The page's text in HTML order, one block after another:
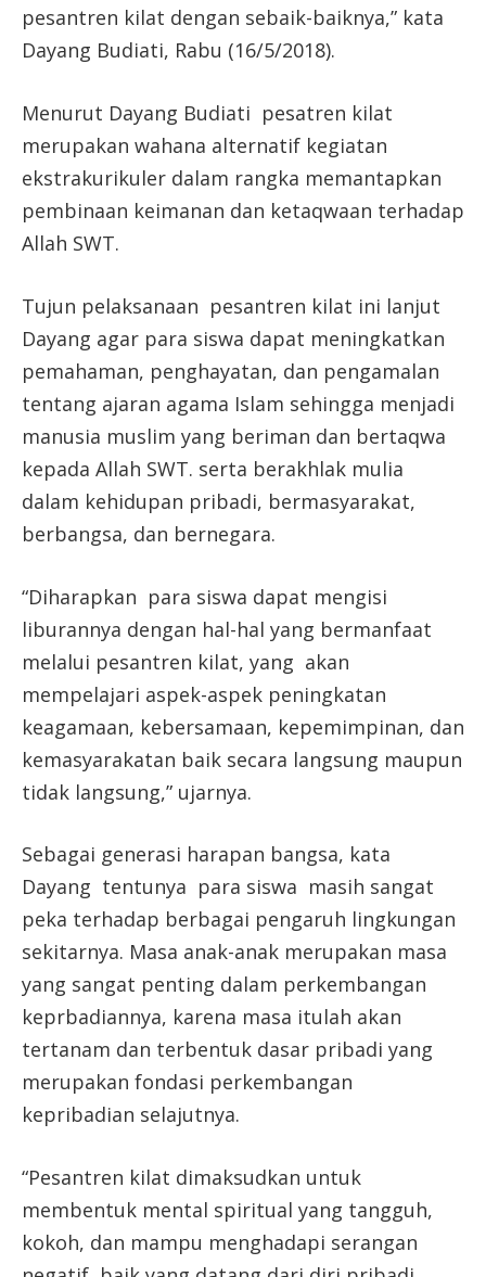
pesantren kilat dengan sebaik-baiknya,” kata
Dayang Budiati, Rabu (16/5/2018).
Menurut Dayang Budiati pesatren kilat
merupakan wahana alternatif kegiatan
ekstrakurikuler dalam rangka memantapkan
pembinaan keimanan dan ketaqwaan terhadap
Allah SWT.
Tujun pelaksanaan pesantren kilat ini lanjut
Dayang agar para siswa dapat meningkatkan
pemahaman, penghayatan, dan pengamalan
tentang ajaran agama Islam sehingga menjadi
manusia muslim yang beriman dan bertaqwa
kepada Allah SWT. serta berakhlak mulia
dalam kehidupan pribadi, bermasyarakat,
berbangsa, dan bernegara.
“Diharapkan para siswa dapat mengisi
liburannya dengan hal-hal yang bermanfaat
melalui pesantren kilat, yang akan
mempelajari aspek-aspek peningkatan
keagamaan, kebersamaan, kepemimpinan, dan
kemasyarakatan baik secara langsung maupun
tidak langsung,” ujarnya.
Sebagai generasi harapan bangsa, kata
Dayang tentunya para siswa masih sangat
peka terhadap berbagai pengaruh lingkungan
sekitarnya. Masa anak-anak merupakan masa
yang sangat penting dalam perkembangan
keprbadiannya, karena masa itulah akan
tertanam dan terbentuk dasar pribadi yang
merupakan fondasi perkembangan
kepribadian selajutnya.
“Pesantren kilat dimaksudkan untuk
membentuk mental spiritual yang tangguh,
kokoh, dan mampu menghadapi serangan